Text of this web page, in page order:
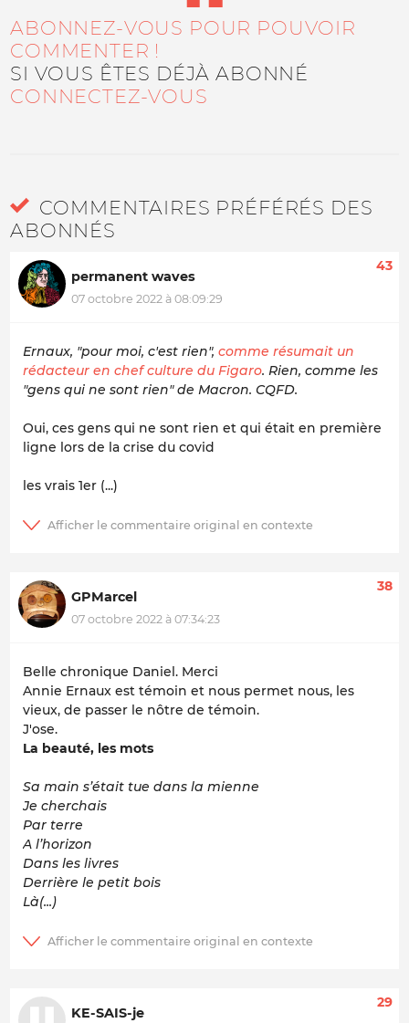
ABONNEZ-VOUS POUR POUVOIR
COMMENTER !
SI VOUS ÊTES DÉJÀ ABONNÉ
CONNECTEZ-VOUS
COMMENTAIRES PRÉFÉRÉS DES
ABONNÉS
permanent waves
07 octobre 2022 à 08:09:29
43
Ernaux, "pour moi, c'est rien", comme résumait un
rédacteur en chef culture du Figaro. Rien, comme les
"gens qui ne sont rien" de Macron. CQFD.
Oui, ces gens qui ne sont rien et qui était en première
ligne lors de la crise du covid
les vrais 1er (...)
GPMarcel
07 octobre 2022 à 07:34:23
38
Belle chronique Daniel. Merci
Annie Ernaux est témoin et nous permet nous, les
vieux, de passer le nôtre de témoin.
J'ose.
La beauté, les mots
Sa main s’était tue dans la mienne
Je cherchais
Par terre
A l’horizon
Dans les livres
Derrière le petit bois
Là(...)
KE-SAIS-je
29